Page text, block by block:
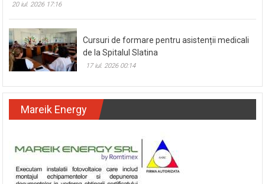
20 iul. 2026 17:16
Cursuri de formare pentru asistenții medicali
de la Spitalul Slatina
17 iul. 2026 00:14
Mareik Energy